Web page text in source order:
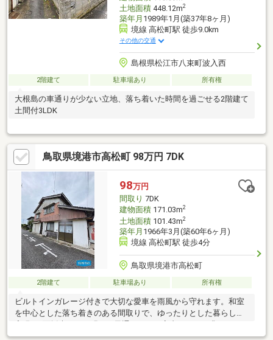
土地面積448.12m2
築年月 1989年1月(築37年8ヶ月)
境線 高松町駅 徒歩9.0km
その他の交通
島根県松江市八束町波入西
2階建て 駐車場あり 所有権
大根島の車通りが少ない立地、落ち着いた時間を過ごせる2階建て
土間付3LDK
鳥取県境港市高松町 98万円 7DK
98万円
間取り 7DK
建物面積171.03m2
土地面積101.43m2
築年月 1966年3月(築60年6ヶ月)
境線 高松町駅 徒歩4分
鳥取県境港市高松町
2階建て 駐車場あり 所有権
ビルトインガレージ付きで大切な愛車を雨風から守れます。和室
を中心とした落ち着きのある間取りで、ゆったりとした暮らしを
価格も魅力の一つです。